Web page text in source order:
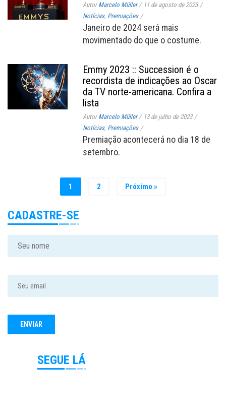
AutorMarcelo Müller / 11 de agosto de 2023 /
Notícias, Premiações /
Janeiro de 2024 será mais
movimentado do que o costume.
Emmy 2023 :: Succession é o
recordista de indicações ao Oscar
da TV norte-americana. Confira a
lista
AutorMarcelo Müller / 13 de julho de 2023 /
Notícias, Premiações /
Premiação acontecerá no dia 18 de
setembro.
1 2 Próximo »
CADASTRE-SE
SEGUE LÁ